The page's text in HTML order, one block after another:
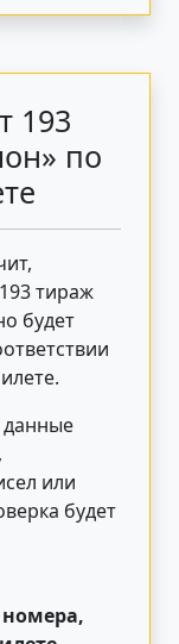
193
по
тираж
будет
данные
или
будет